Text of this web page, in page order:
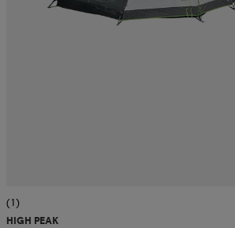
(1)
HIGH PEAK